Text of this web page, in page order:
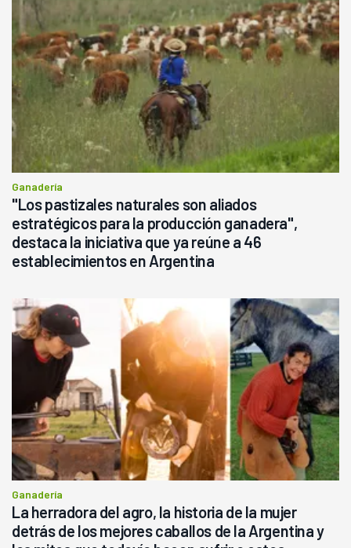
Ganadería
"Los pastizales naturales son aliados
estratégicos para la producción ganadera",
destaca la iniciativa que ya reúne a 46
establecimientos en Argentina
Ganadería
La herradora del agro, la historia de la mujer
detrás de los mejores caballos de la Argentina y